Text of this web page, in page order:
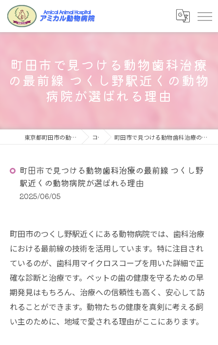
町田市で見つける動物歯科治療
の最前線 つくし野駅近くの動物
病院が選ばれる理由
東京都町田市の動物病院ならアミカル動物病院 コラム 町田市で見つける動物歯科治療の最前線 つくし野駅近くの動物病院が選ばれる理由
町田市で見つける動物歯科治療の最前線 つくし野
駅近くの動物病院が選ばれる理由
2025/06/05
町田市のつくし野駅近くにある動物病院では、歯科治療
における最前線の技術を活用しています。特に注目され
ているのが、歯科用マイクロスコープを用いた詳細で正
確な診断と治療です。ペットの歯の健康を守るための早
期発見はもちろん、治療への信頼性も高く、安心して訪
れることができます。動物たちの健康を真剣に考える飼
い主のために、地域で愛される理由がここにあります。